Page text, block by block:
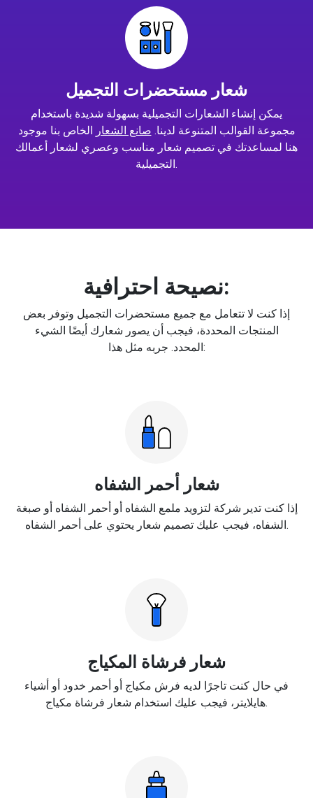
شعار مستحضرات التجميل
يمكن إنشاء الشعارات التجميلية بسهولة شديدة باستخدام
مجموعة القوالب المتنوعة لدينا. صانع الشعار الخاص بنا موجود
هنا لمساعدتك في تصميم شعار مناسب وعصري لشعار أعمالك
التجميلية.
نصيحة احترافية:
إذا كنت لا تتعامل مع جميع مستحضرات التجميل وتوفر بعض
المنتجات المحددة، فيجب أن يصور شعارك أيضًا الشيء
المحدد. جربه مثل هذا:
شعار أحمر الشفاه
إذا كنت تدير شركة لتزويد ملمع الشفاه أو أحمر الشفاه أو صبغة
الشفاه، فيجب عليك تصميم شعار يحتوي على أحمر الشفاه.
شعار فرشاة المكياج
في حال كنت تاجرًا لديه فرش مكياج أو أحمر خدود أو أشياء
هايلايتر، فيجب عليك استخدام شعار فرشاة مكياج.